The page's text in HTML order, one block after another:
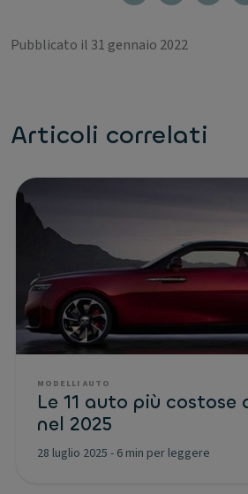
Pubblicato il 31 gennaio 2022
Articoli correlati
MODELLI AUTO
Le 11 auto più costose
nel 2025
28 luglio 2025 - 6 min per leggere